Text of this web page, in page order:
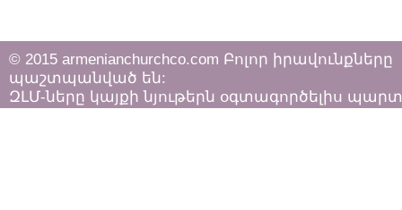
© 2015 armenianchurchco.com Բոլոր իրավունքները
պաշտպանված են:
ԶԼՄ-ները կայքի նյութերն օգտագործելիս